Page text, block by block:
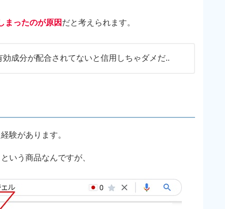
まったのが原因 だと考えられます。
成分が配合されてないと信用しちゃダメだ..
験があります。
いう商品なんですが、